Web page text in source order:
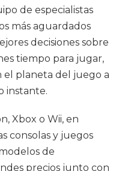
de especialistas
más aguardados
decisiones sobre
tiempo para jugar,
el planeta del juego a
instante.
Xbox o Wii, en
consolas y juegos
de
precios junto con